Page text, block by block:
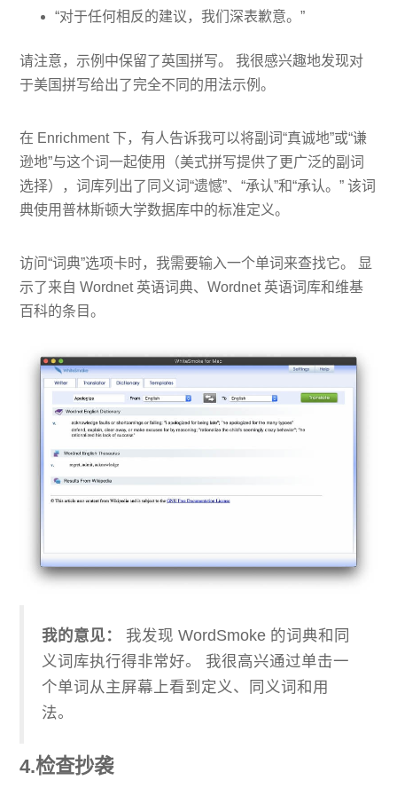
“对于任何相反的建议，我们深表歉意。”
请注意，示例中保留了英国拼写。 我很感兴趣地发现对
于美国拼写给出了完全不同的用法示例。
在 Enrichment 下，有人告诉我可以将副词“真诚地”或“谦
逊地”与这个词一起使用（美式拼写提供了更广泛的副词
选择），词库列出了同义词“遗憾”、“承认”和“承认。” 该词
典使用普林斯顿大学数据库中的标准定义。
访问“词典”选项卡时，我需要输入一个单词来查找它。 显
示了来自 Wordnet 英语词典、Wordnet 英语词库和维基
百科的条目。
我的意见：
我发现 WordSmoke 的词典和同
义词库执行得非常好。 我很高兴通过单击一
个单词从主屏幕上看到定义、同义词和用
法。
4.检查抄袭